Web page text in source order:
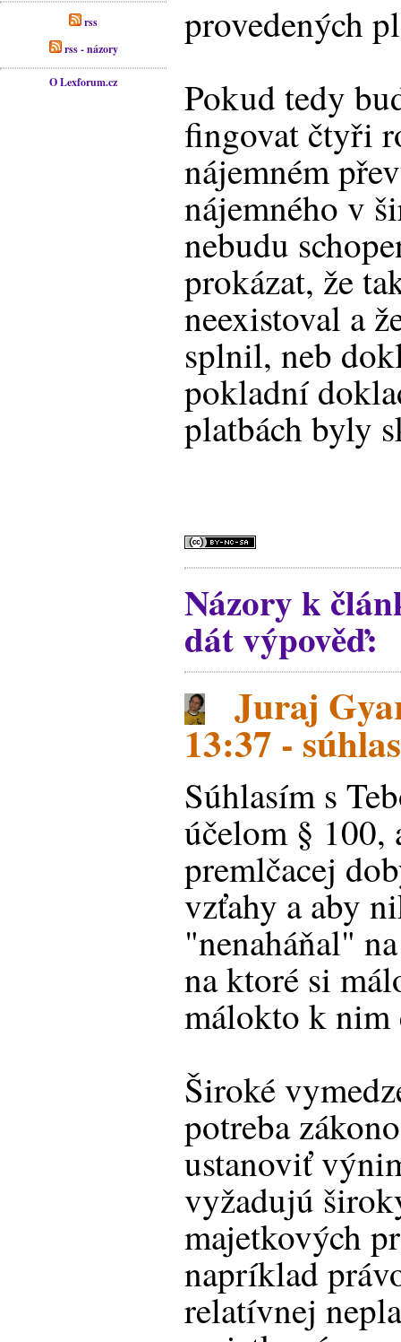
rss
rss - názory
O Lexforum.cz
provedených
Pokud tedy
fingovat čtyři
nájemném
nájemného v
nebudu
prokázat, že
neexistoval a
splnil, neb
pokladní
platbách byly
Názory k
dát výpověď:
Juraj
13:37 -
Súhlasím s
účelom § 100,
premlčacej
vzťahy a aby
"nenaháňal"
na ktoré si
málokto k nim
Široké
potreba
ustanoviť
vyžadujú
majetkových
napríklad
relatívnej